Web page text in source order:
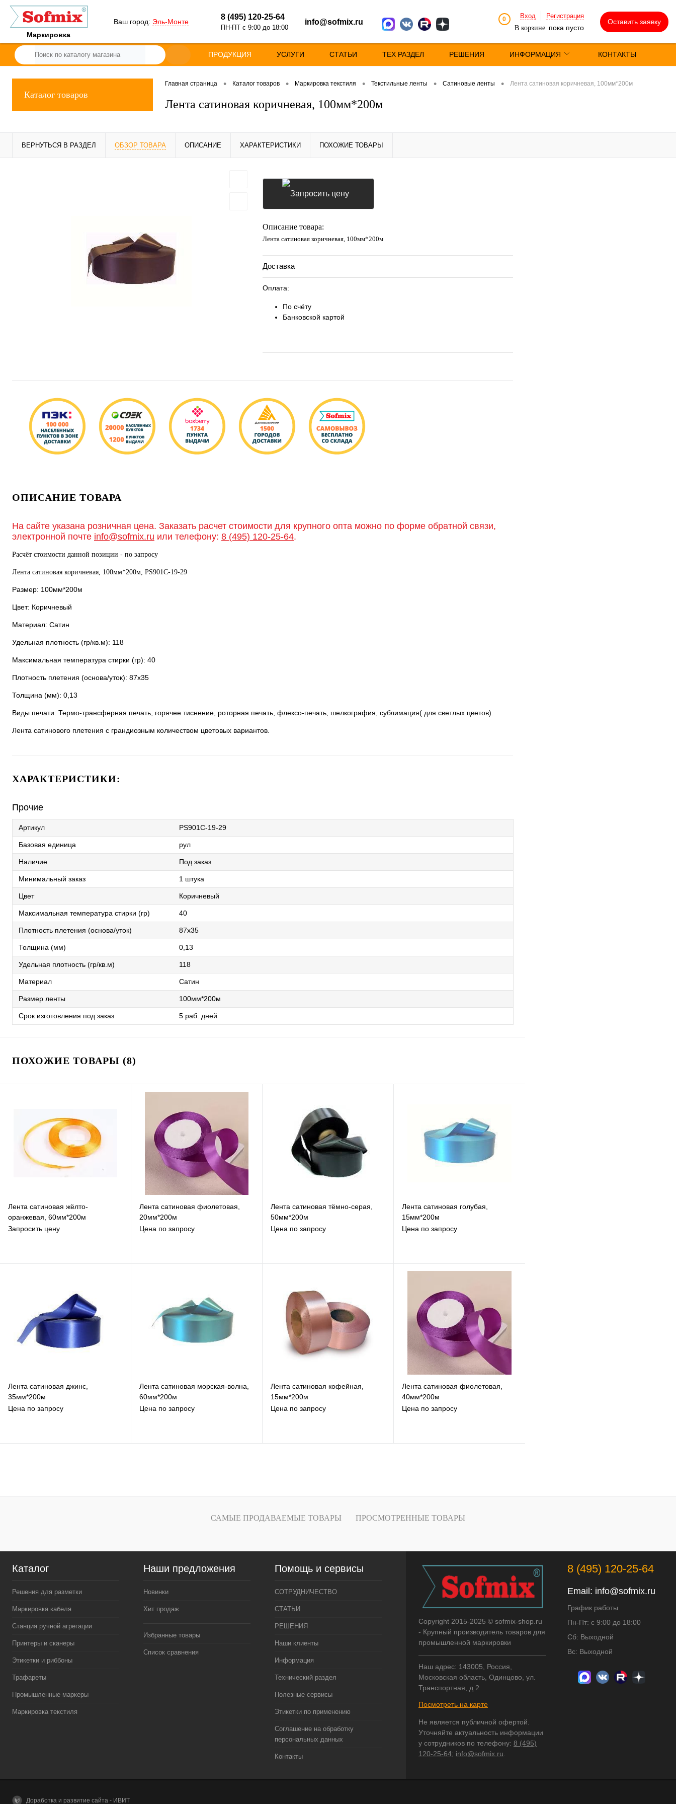
Маркировка
Ваш город: Эль-Монте
8 (495) 120-25-64
ПН-ПТ с 9:00 до 18:00
info@sofmix.ru 0 Вход
Регистрация
В корзине пока пусто
Оставить заявку
ПРОДУКЦИЯ УСЛУГИ СТАТЬИ ТЕХ РАЗДЕЛ РЕШЕНИЯ ИНФОРМАЦИЯ КОНТАКТЫ
Каталог товаров
Главная страница • Каталог товаров • Маркировка текстиля • Текстильные ленты • Сатиновые ленты • Лента сатиновая коричневая, 100мм*200м
Лента сатиновая коричневая, 100мм*200м
ВЕРНУТЬСЯ В РАЗДЕЛ ОБЗОР ТОВАРА ОПИСАНИЕ ХАРАКТЕРИСТИКИ ПОХОЖИЕ ТОВАРЫ
Запросить цену
Описание товара:
Лента сатиновая коричневая, 100мм*200м
Доставка
Оплата:
По счёту
Банковской картой
ОПИСАНИЕ ТОВАРА
На сайте указана розничная цена. Заказать расчет стоимости для крупного опта можно по форме обратной связи,
электронной почте info@sofmix.ru или телефону: 8 (495) 120-25-64.
Расчёт стоимости данной позиции - по запросу
Лента сатиновая коричневая, 100мм*200м, PS901С-19-29
Размер: 100мм*200м
Цвет: Коричневый
Материал: Сатин
Удельная плотность (гр/кв.м): 118
Максимальная температура стирки (гр): 40
Плотность плетения (основа/уток): 87х35
Толщина (мм): 0,13
Виды печати: Термо-трансферная печать, горячее тиснение, роторная печать, флексо-печать, шелкография, сублимация( для светлых цветов).
Лента сатинового плетения с грандиозным количеством цветовых вариантов.
ХАРАКТЕРИСТИКИ:
Прочие
Артикул PS901C-19-29
Базовая единица рул
Наличие Под заказ
Минимальный заказ 1 штука
Цвет Коричневый
Максимальная температура стирки (гр) 40
Плотность плетения (основа/уток) 87х35
Толщина (мм) 0,13
Удельная плотность (гр/кв.м) 118
Материал Сатин
Размер ленты 100мм*200м
Срок изготовления под заказ 5 раб. дней
ПОХОЖИЕ ТОВАРЫ (8)
Лента сатиновая жёлто-
оранжевая, 60мм*200м
Запросить цену
К сравнению
Под заказ
Лента сатиновая фиолетовая,
20мм*200м
Цена по запросу
К сравнению
Под заказ
Лента сатиновая тёмно-серая,
50мм*200м
Цена по запросу
К сравнению
Под заказ
Лента сатиновая голубая,
15мм*200м
Цена по запросу
К сравнению
Под заказ
Лента сатиновая джинс,
35мм*200м
Цена по запросу
Лента сатиновая морская-волна,
60мм*200м
Цена по запросу
Лента сатиновая кофейная,
15мм*200м
Цена по запросу
Лента сатиновая фиолетовая,
40мм*200м
Цена по запросу
САМЫЕ ПРОДАВАЕМЫЕ ТОВАРЫ ПРОСМОТРЕННЫЕ ТОВАРЫ
Каталог
Решения для разметки
Маркировка кабеля
Станция ручной агрегации
Принтеры и сканеры
Этикетки и риббоны
Трафареты
Промышленные маркеры
Маркировка текстиля
Наши предложения
Новинки
Хит продаж
Избранные товары
Список сравнения
Помощь и сервисы
СОТРУДНИЧЕСТВО
СТАТЬИ
РЕШЕНИЯ
Наши клиенты
Информация
Технический раздел
Полезные сервисы
Этикетки по применению
Соглашение на обработку
персональных данных
Контакты
Copyright 2015-2025 © sofmix-shop.ru
- Крупный производитель товаров для
промышленной маркировки
Наш адрес: 143005, Россия,
Московская область, Одинцово, ул.
Транспортная, д.2
Посмотреть на карте
Не является публичной офертой.
Уточняйте актуальность информации
у сотрудников по телефону: 8 (495)
120-25-64; info@sofmix.ru
8 (495) 120-25-64
Email: info@sofmix.ru
График работы
Пн-Пт: с 9:00 до 18:00
Сб: Выходной
Вс: Выходной
Доработка и развитие сайта - ИВИТ